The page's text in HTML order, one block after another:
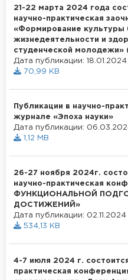
21-22 марта 2024 года
научно-практическая
«Формирование культуры
жизнедеятельности и
студенческой молодежи»
Дата публикации: 18.01.2024
70,99 KB
Публикации в научно-
журнале «Эпоха науки»
Дата публикации:
1,12 MB
26-27 ноября 2024г.
научно-практическая
ФУНКЦИОНАЛЬНОЙ
ДОСТИЖЕНИЙ»
Дата публикации: 02.11.2024
534,13 KB
4-7 июля 2024 г.
практическая